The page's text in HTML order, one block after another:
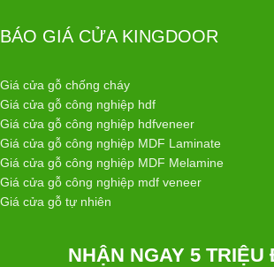
BÁO GIÁ CỬA KINGDOOR
Giá cửa gỗ chống cháy
Giá cửa gỗ công nghiệp hdf
Giá cửa gỗ công nghiệp hdfveneer
Giá cửa gỗ công nghiệp MDF Laminate
Giá cửa gỗ công nghiệp MDF Melamine
Giá cửa gỗ công nghiệp mdf veneer
Giá cửa gỗ tự nhiên
NHẬN NGAY 5 TRIỆU